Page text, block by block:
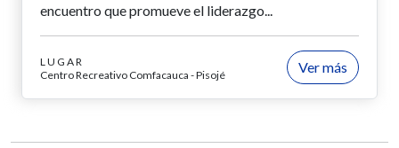
encuentro que promueve el liderazgo...
LUGAR
Centro Recreativo Comfacauca - Pisojé
Ver más